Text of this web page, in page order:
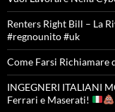
Renters Right Bill – La
#regnounito #uk
Come Farsi Richiamare
INGEGNERI ITALIANI
Ferrari e Maserati!